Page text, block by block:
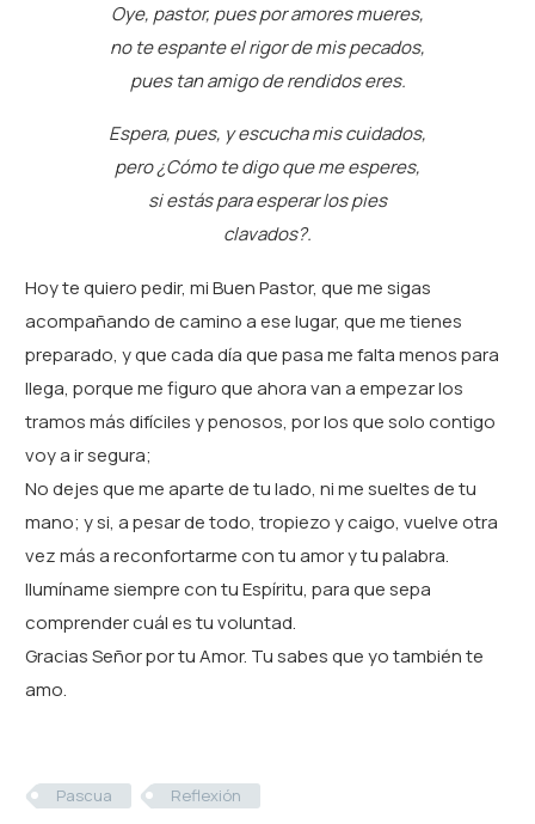
Oye, pastor, pues por amores mueres,
no te espante el rigor de mis pecados,
pues tan amigo de rendidos eres.
Espera, pues, y escucha mis cuidados,
pero ¿Cómo te digo que me esperes,
si estás para esperar los pies
clavados?.
Hoy te quiero pedir, mi Buen Pastor, que me sigas
acompañando de camino a ese lugar, que me tienes
preparado, y que cada día que pasa me falta menos para
llega, porque me figuro que ahora van a empezar los
tramos más difíciles y penosos, por los que solo contigo
voy a ir segura;
No dejes que me aparte de tu lado, ni me sueltes de tu
mano; y si, a pesar de todo, tropiezo y caigo, vuelve otra
vez más a reconfortarme con tu amor y tu palabra.
Ilumíname siempre con tu Espíritu, para que sepa
comprender cuál es tu voluntad.
Gracias Señor por tu Amor. Tu sabes que yo también te
amo.
Pascua Reflexión